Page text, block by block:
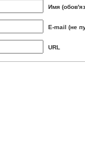
Имя
E-mail (не
URL